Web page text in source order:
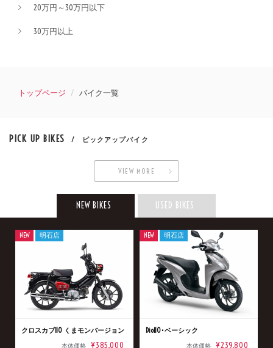
20万円～30万円以下
30万円以上
トップページ バイク一覧
PICK UP BIKES / ピックアップバイク
VIEW MORE
NEW BIKES USED BIKES
クロスカブ110 くまモンバージョン
本体価格 ¥385,000
NEW 明石店
Dio110･ベーシック
本体価格 ¥239,800
NEW 明石店